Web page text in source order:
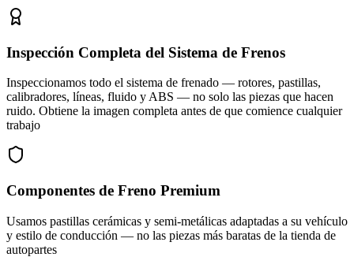
Inspección Completa del Sistema de Frenos
Inspeccionamos todo el sistema de frenado — rotores, pastillas,
calibradores, líneas, fluido y ABS — no solo las piezas que hacen
ruido. Obtiene la imagen completa antes de que comience cualquier
trabajo
Componentes de Freno Premium
Usamos pastillas cerámicas y semi-metálicas adaptadas a su vehículo
y estilo de conducción — no las piezas más baratas de la tienda de
autopartes